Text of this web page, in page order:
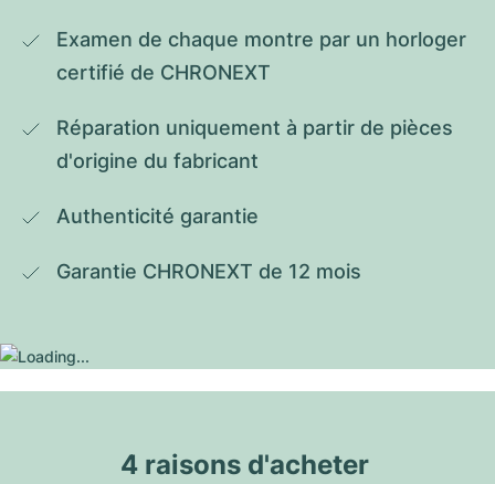
Examen de chaque montre par un horloger
certifié de CHRONEXT
Réparation uniquement à partir de pièces
d'origine du fabricant
Authenticité garantie
Garantie CHRONEXT de 12 mois
4 raisons d'acheter